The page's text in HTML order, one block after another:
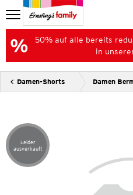
50% auf alle bereits
in
Damen-Shorts Damen
Artikel leider ausverkauft
Leider
ausverkauft